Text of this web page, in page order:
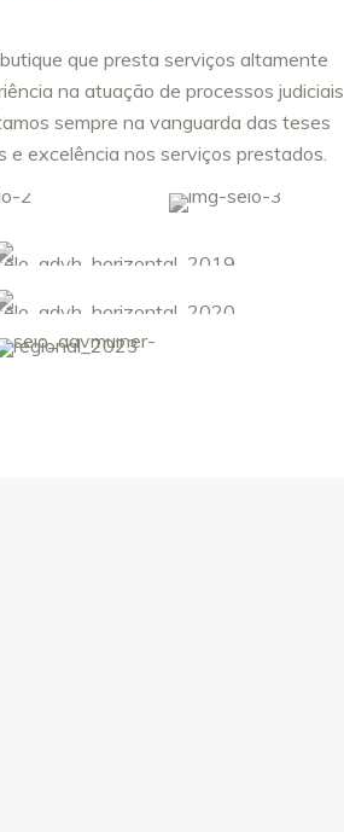
que presta serviços altamente
na atuação de processos judiciais
sempre na vanguarda das teses
excelência nos serviços prestados.